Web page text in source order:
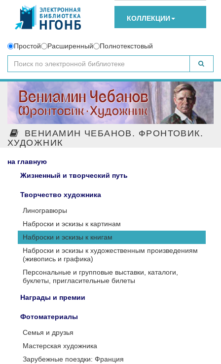
КОЛЛЕКЦИИ
Простой Расширенный Полнотекстовый
ВЕНИАМИН ЧЕБАНОВ. ФРОНТОВИК.
ХУДОЖНИК
на главную
Жизненный и творческий путь
Творчество художника
Линогравюры
Наброски и эскизы к картинам
Наброски и эскизы к книгам
Наброски и эскизы к художественным произведениям
(живопись и графика)
Персональные и групповые выставки, каталоги,
буклеты, пригласительные билеты
Награды и премии
Фотоматериалы
Семья и друзья
Мастерская художника
Зарубежные поездки: Франция